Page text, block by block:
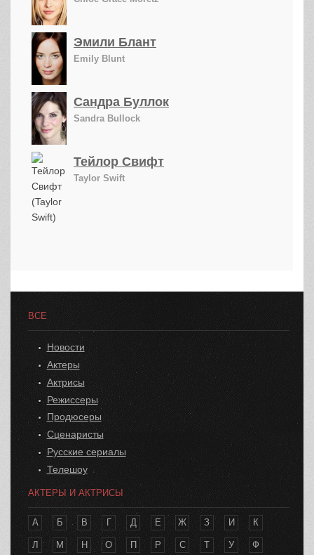
Эмили Блант
Emily Blunt
Сандра Буллок
Sandra Bullock
Тейлор Свифт
Taylor Swift
ВСЕ
Новости
Актеры
Актрисы
Режиссеры
Продюсеры
Сценаристы
Русские сериалы
Телешоу
АКТЕРЫ И АКТРИСЫ
А Б В Г Д Е Ж З И К
Л М Н О П Р С Т У Ф